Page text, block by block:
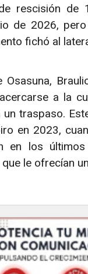
rescisión
de 2026,
fichó al
a la
un traspaso.
en 2023,
en los
le ofrecían